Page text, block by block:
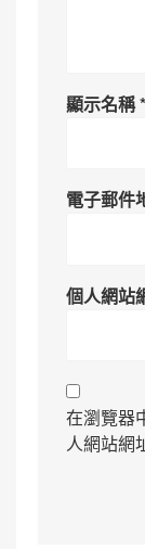
顯示名稱*
電子郵件
個人網站
在瀏覽器
人網站網